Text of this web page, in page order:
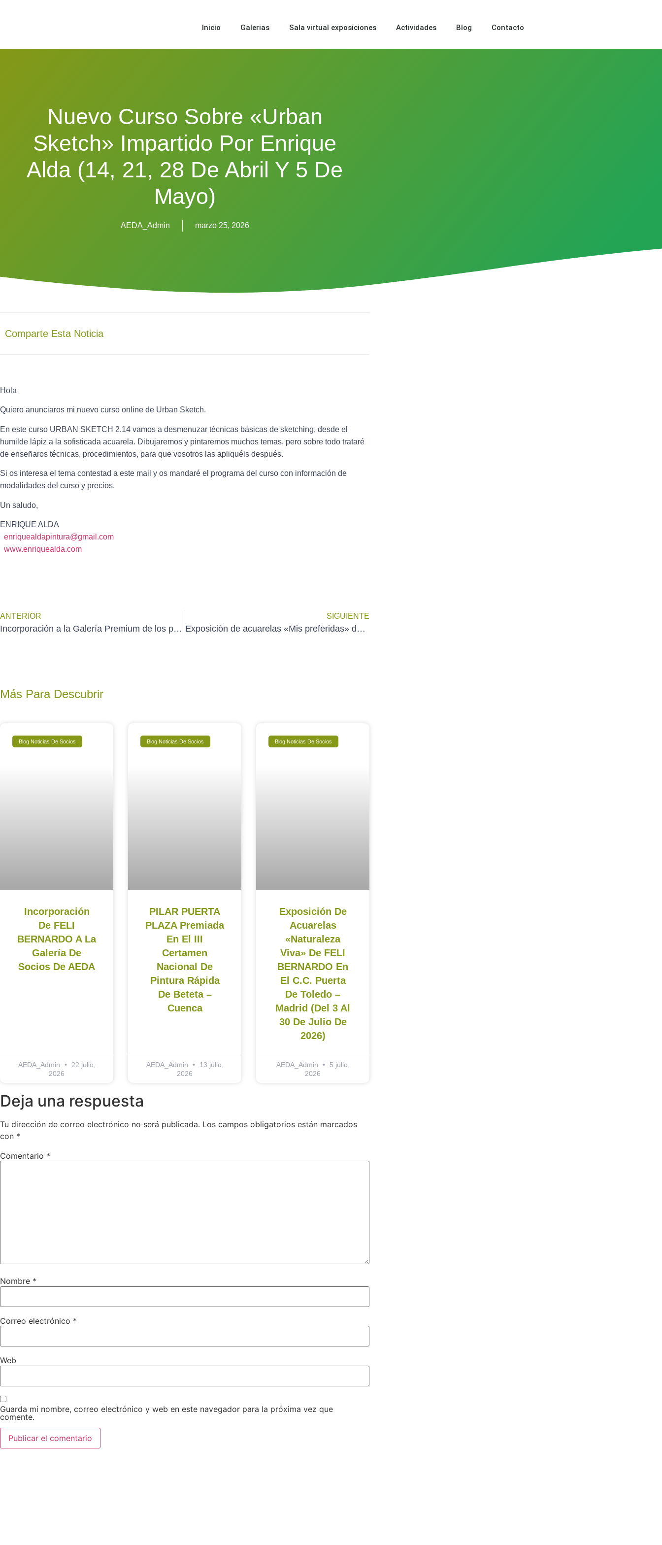
Inicio Galerias Sala virtual exposiciones Actividades Blog Contacto
Nuevo Curso Sobre «Urban
Sketch» Impartido Por Enrique
Alda (14, 21, 28 De Abril Y 5 De
Mayo)
AEDA_Admin marzo 25, 2026
Comparte Esta Noticia
Hola
Quiero anunciaros mi nuevo curso online de Urban Sketch.
En este curso URBAN SKETCH 2.14 vamos a desmenuzar técnicas básicas de sketching, desde el
humilde lápiz a la sofisticada acuarela. Dibujaremos y pintaremos muchos temas, pero sobre todo trataré
de enseñaros técnicas, procedimientos, para que vosotros las apliquéis después.
Si os interesa el tema contestad a este mail y os mandaré el programa del curso con información de
modalidades del curso y precios.
Un saludo,
ENRIQUE ALDA
enriquealdapintura@gmail.com
www.enriquealda.com
ANTERIOR
Incorporación a la Galería Premium de los premios del «6º Certamen de la PARTICIPATIVA de AEDA»
SIGUIENTE
Exposición de acuarelas «Mis preferidas» de ICÍAR CÁMARA en el C.C. de Puerta de Toledo de Madrid (del 4 al 18 de abril)
Más Para Descubrir
Blog Noticias De Socios
Incorporación
De FELI
BERNARDO A La
Galería De
Socios De AEDA
AEDA_Admin
22 julio,
2026
Blog Noticias De Socios
PILAR PUERTA
PLAZA Premiada
En El III
Certamen
Nacional De
Pintura Rápida
De Beteta –
Cuenca
AEDA_Admin
13 julio,
2026
Blog Noticias De Socios
Exposición De
Acuarelas
«Naturaleza
Viva» De FELI
BERNARDO En
El C.C. Puerta
De Toledo –
Madrid (del 3 Al
30 De Julio De
2026)
AEDA_Admin
5 julio,
2026
Deja una respuesta
Tu dirección de correo electrónico no será publicada. Los campos obligatorios están marcados
con *
Comentario *
Nombre *
Correo electrónico *
Web
Guarda mi nombre, correo electrónico y web en este navegador para la próxima vez que
comente.